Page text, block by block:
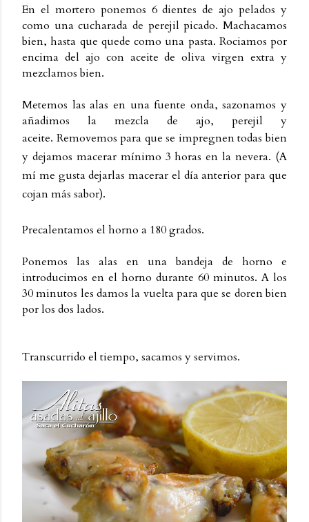
En el mortero ponemos 6 dientes de ajo pelados y
como una cucharada de perejil picado. Machacamos
bien, hasta que quede como una pasta. Rociamos por
encima del ajo con aceite de oliva virgen extra y
mezclamos bien.
Metemos las alas en una fuente onda, sazonamos y
añadimos la mezcla de ajo, perejil y
aceite. Removemos para que se impregnen todas bien
y dejamos macerar mínimo 3 horas en la nevera. (A
mí me gusta dejarlas macerar el día anterior para que
cojan más sabor).
Precalentamos el horno a 180 grados.
Ponemos las alas en una bandeja de horno e
introducimos en el horno durante 60 minutos. A los
30 minutos les damos la vuelta para que se doren bien
por los dos lados.
Transcurrido el tiempo, sacamos y servimos.